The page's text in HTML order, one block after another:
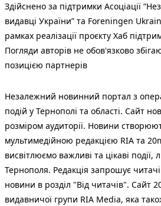
Здійснено за підтримки Асоціації
видавці України” та Foreningen
рамках реалізації проєкту Хаб
Погляди авторів не обов'язково
позицією партнерів
Незалежний новинний портал з
подій у Тернополі та області. Сайт
розміром аудиторії. Новини
мультимедійною редакцією RIA та
висвітлюємо важливі та цікаві
Тернополя. Редакція запрошує
новини в розділ "Від читачів". Сайт
видавничої групи RIA Media, яка